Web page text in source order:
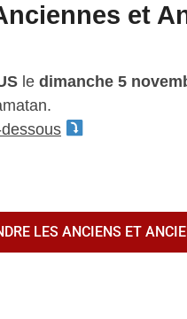
et
le dimanche 5
LES ANCIENS ET